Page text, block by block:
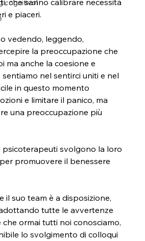
cognitivo!
che sanno calibrare necessità
e piaceri.
vedendo, leggendo,
la preoccupazione che
ma anche la coesione e
sentiamo nel sentirci uniti e nel
in questo momento
e limitare il panico, ma
una preoccupazione più
psicoterapeuti svolgono la loro
promuovere il benessere
il suo team è a disposizione,
tutte le avvertenze
che ormai tutti noi conosciamo,
lo svolgimento di colloqui